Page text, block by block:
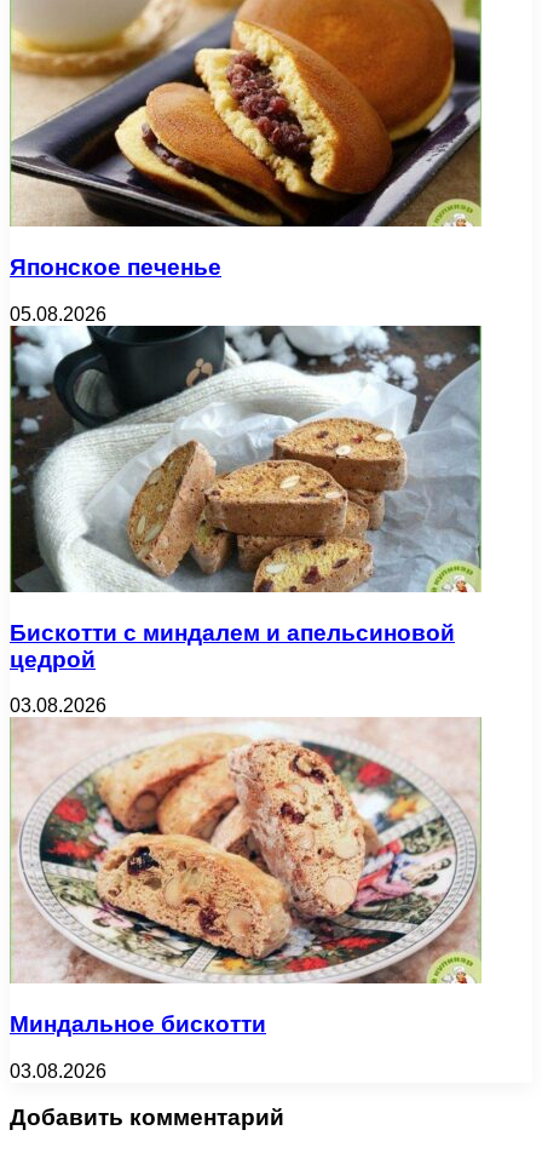
Японское печенье
05.08.2026
Бискотти с миндалем и апельсиновой
цедрой
03.08.2026
Миндальное бискотти
03.08.2026
Добавить комментарий